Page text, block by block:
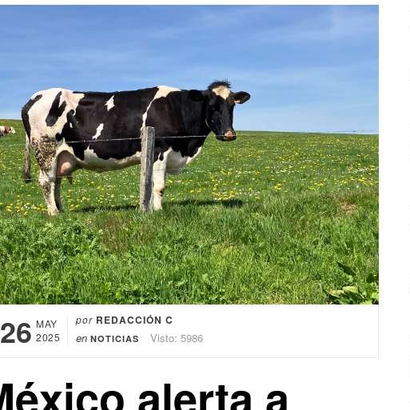
26 MAY
2025
por REDACCIÓN C
en NOTICIAS Visto: 5986
alerta a